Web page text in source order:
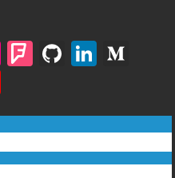
Fli F
rs
q
Gi
u
b
Li
e
dI
u
m
o
u
T